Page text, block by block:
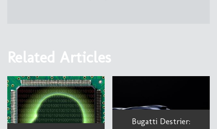
Related Articles
Bugatti Destrier: